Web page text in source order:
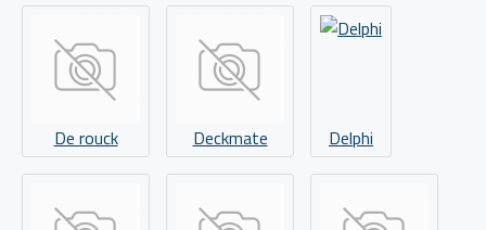
De rouck Deckmate Delphi